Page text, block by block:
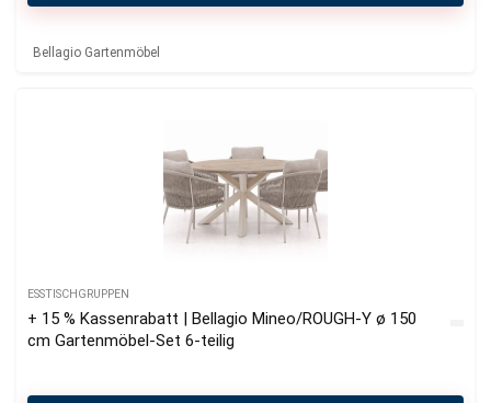
Bellagio Gartenmöbel
ESSTISCHGRUPPEN
+ 15 % Kassenrabatt | Bellagio Mineo/ROUGH-Y ø 150
cm Gartenmöbel-Set 6-teilig